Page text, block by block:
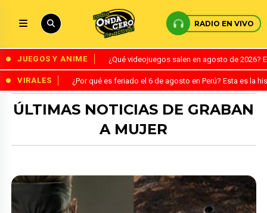
RADIO EN VIVO
JUEGOS Y ANIME ¿Qué videojuegos salen en agosto de
VIRALES ¿Por qué es feriado el 6 de agosto en Perú? Esta es la
ÚLTIMAS NOTICIAS DE GRABAN
A MUJER